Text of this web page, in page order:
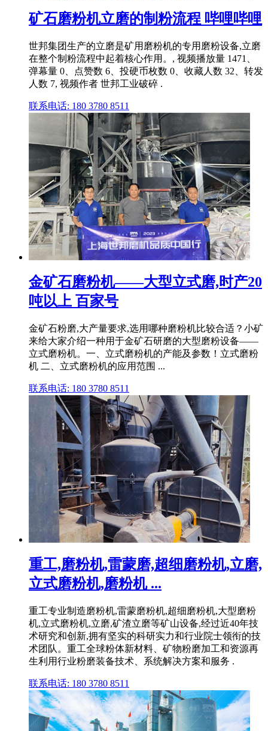
矿石磨粉机立磨的制粉流程 哔哩哔哩
世邦集团生产的立磨是矿用磨粉机的专用磨粉设备,立磨
在整个制粉流程中起着核心作用。, 视频播放量 1471、
弹幕量 0、点赞数 6、投硬币枚数 0、收藏人数 32、转发
人数 7, 视频作者 世邦工业破碎 .
联系电话: 180 3780 8511
金矿石磨粉机——大型立式磨,时产20
吨以上 百家号
金矿石粉磨,大产量要求,选用哪种磨粉机比较合适？小矿
来给大家介绍一种用于金矿石研磨的大型磨粉设备——
立式磨粉机。一、立式磨粉机的产能及参数！立式磨粉
机 二、立式磨粉机的应用范围 ...
联系电话: 180 3780 8511
重工,磨粉机,雷蒙磨,超细磨粉机,立磨,
立式磨粉机,磨粉机 ...
重工专业制造磨粉机,雷蒙磨粉机,超细磨粉机,大型磨粉
机,立式磨粉机,立磨,矿渣立磨等矿山设备,经过近40年技
术研究和创新,拥有坚实的科研实力和行业院士领衔的技
术团队。重工全球粉体新材料、矿物粉磨加工和资源再
生利用行业粉磨装备技术、系统解决方案和服务 .
联系电话: 180 3780 8511